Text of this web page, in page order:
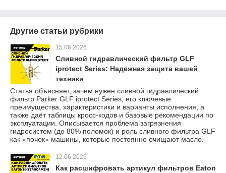
Другие статьи рубрики
15.06.2026
Сливной гидравлический фильтр GLF
iprotect Series: Надежная защита вашей
техники
Статья объясняет, зачем нужен сливной гидравлический
фильтр Parker GLF iprotect Series, его ключевые
преимущества, характеристики и варианты исполнения, а
также даёт таблицы кросс-кодов и базовые рекомендации по
эксплуатации. Описывается проблема загрязнения
гидросистем (до 80% поломок) и роль сливного фильтра GLF
как «почек» машины, которые постоянно очищают масло.
12.06.2026
Как расшифровать артикул фильтров Eaton